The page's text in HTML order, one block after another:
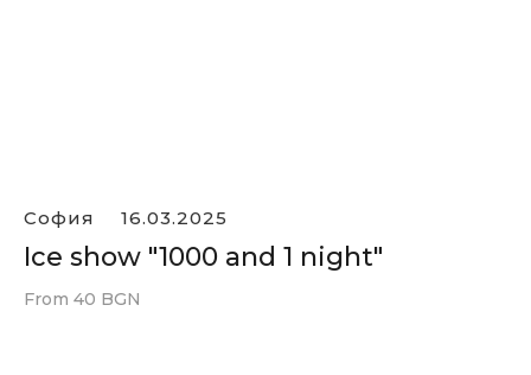
София 16.03.2025
Ice show "1000 and 1 night"
From 40 BGN